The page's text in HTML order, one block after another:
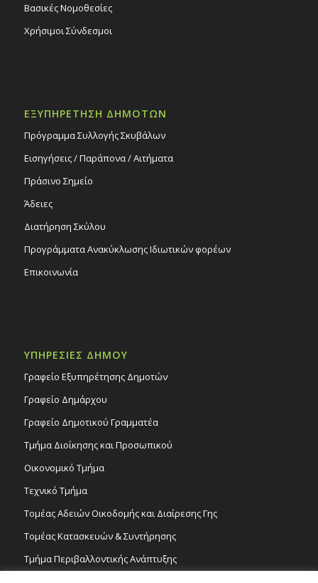
Βασικές Νομοθεσίες
Χρήσιμοι Σύνδεσμοι
ΕΞΥΠΗΡΕΤΗΣΗ ΔΗΜΟΤΩΝ
Πρόγραμμα Συλλογής Σκυβάλων
Εισηγήσεις / Παράπονα / Αιτήματα
Πράσινο Σημείο
Άδειες
Διατήρηση Σκύλου
Προγράμματα Ανακύκλωσης Ιδιωτικών φορέων
Επικοινωνία
ΥΠΗΡΕΣΙΕΣ ΔΗΜΟΥ
Γραφείο Εξυπηρέτησης Δημοτών
Γραφείο Δημάρχου
Γραφείο Δημοτικού Γραμματέα
Τμήμα Διοίκησης και Προσωπικού
Οικονομικό Τμήμα
Τεχνικό Τμήμα
Τομέας Αδειών Οικοδομής και Διαίρεσης Γης
Τομέας Κατασκευών & Συντήρησης
Τμήμα Περιβαλλοντικής Ανάπτυξης